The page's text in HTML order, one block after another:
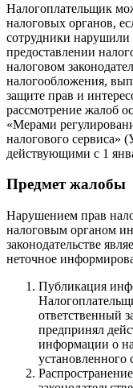
Налогоплательщик
налоговых органов,
сотрудники нарушили
предоставлении
налоговом
налогообложения,
защите прав и
рассмотрение жалоб
«Мерами
налогового
действующими с 1
Предмет жалобы
Нарушением прав
налоговым органом
законодательстве
неточное
Публикация
ответственный
предпринял
информации о